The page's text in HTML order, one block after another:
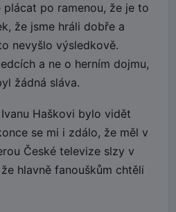
plácat po ramenou, že je to
že jsme hráli dobře a
nevyšlo výsledkově.
a ne o herním dojmu,
žádná sláva.
Haškovi bylo vidět
se mi i zdálo, že měl v
České televize slzy v
hlavně fanouškům chtěli